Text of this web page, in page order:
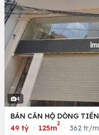
4
BÁN CĂN HỘ DÒNG
49 tỷ · 125m
2
· 362 tr/m